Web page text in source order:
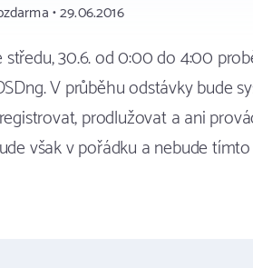
• 29.06.2016
středu, 30.6. od 0:00 do 4:00
V průběhu odstávky bude
prodlužovat a ani
však v pořádku a nebude